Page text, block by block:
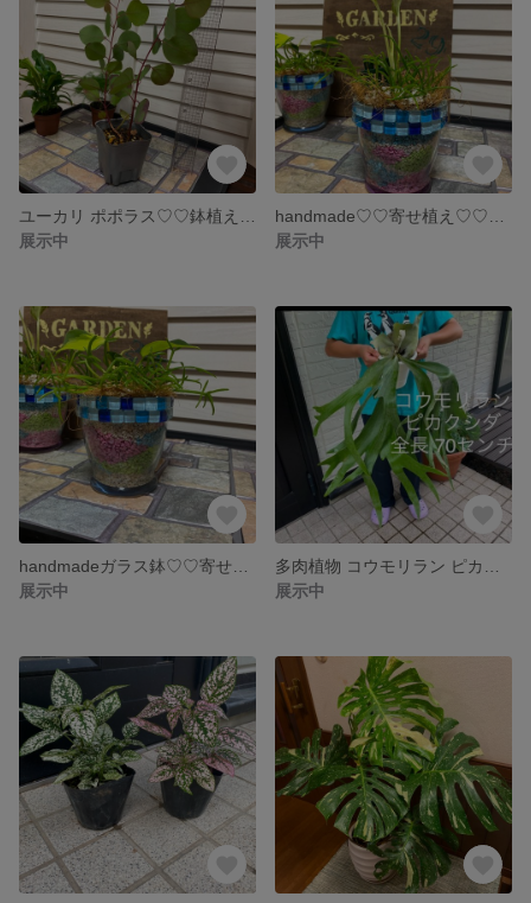
展示中
展示中
展示中
展示中